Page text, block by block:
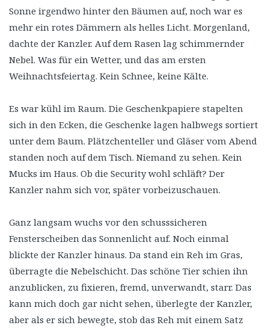
Sonne irgendwo hinter den Bäumen auf, noch war es
mehr ein rotes Dämmern als helles Licht. Morgenland,
dachte der Kanzler. Auf dem Rasen lag schimmernder
Nebel. Was für ein Wetter, und das am ersten
Weihnachtsfeiertag. Kein Schnee, keine Kälte.
Es war kühl im Raum. Die Geschenkpapiere stapelten
sich in den Ecken, die Geschenke lagen halbwegs sortiert
unter dem Baum. Plätzchenteller und Gläser vom Abend
standen noch auf dem Tisch. Niemand zu sehen. Kein
Mucks im Haus. Ob die Security wohl schläft? Der
Kanzler nahm sich vor, später vorbeizuschauen.
Ganz langsam wuchs vor den schusssicheren
Fensterscheiben das Sonnenlicht auf. Noch einmal
blickte der Kanzler hinaus. Da stand ein Reh im Gras,
überragte die Nebelschicht. Das schöne Tier schien ihn
anzublicken, zu fixieren, fremd, unverwandt, starr. Das
kann mich doch gar nicht sehen, überlegte der Kanzler,
aber als er sich bewegte, stob das Reh mit einem Satz